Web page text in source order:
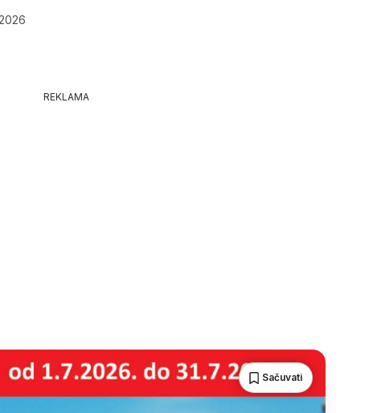
REKLAMA
Sačuvati